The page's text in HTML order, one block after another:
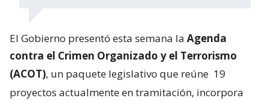
El Gobierno presentó esta semana la Agenda
contra el Crimen Organizado y el Terrorismo
(ACOT), un paquete legislativo que reúne 19
proyectos actualmente en tramitación, incorpora